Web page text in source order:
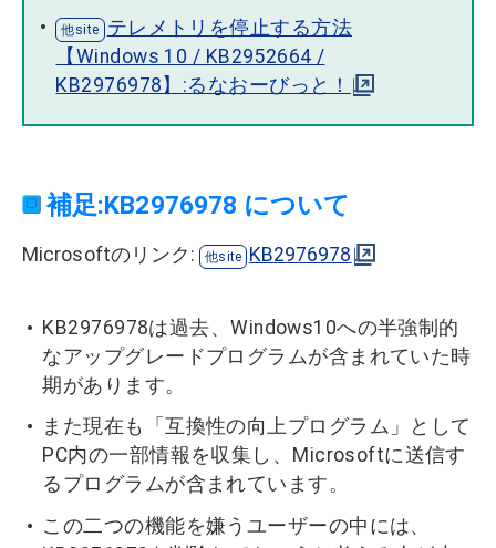
テレメトリを停止する方法
【Windows 10 / KB2952664 /
KB2976978】:るなおーびっと！
補足:KB2976978 について
Microsoftのリンク: KB2976978
KB2976978は過去、Windows10への半強制的
なアップグレードプログラムが含まれていた時
期があります。
また現在も「互換性の向上プログラム」として
PC内の一部情報を収集し、Microsoftに送信す
るプログラムが含まれています。
この二つの機能を嫌うユーザーの中には、